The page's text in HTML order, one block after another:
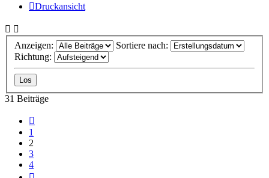
Druckansicht
Anzeigen:
Sortiere nach:
Richtung:
31 Beiträge
1
2
3
4